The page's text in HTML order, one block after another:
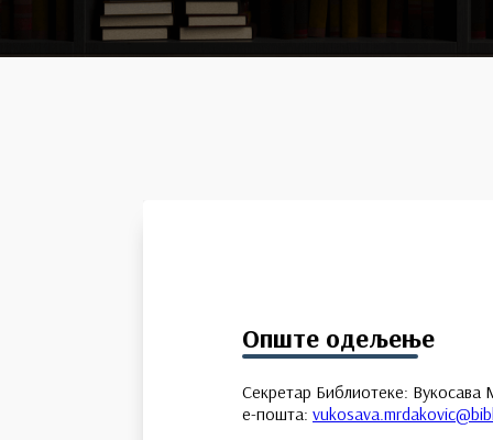
Опште одељење
Секретар Библиотеке: Вукосава
е-пошта: